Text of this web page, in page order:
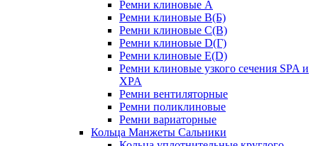
Ремни клиновые A
Ремни клиновые B(Б)
Ремни клиновые C(В)
Ремни клиновые D(Г)
Ремни клиновые Е(D)
Ремни клиновые узкого сечения SPA и
XPA
Ремни вентиляторные
Ремни поликлиновые
Ремни вариаторные
Кольца Манжеты Сальники